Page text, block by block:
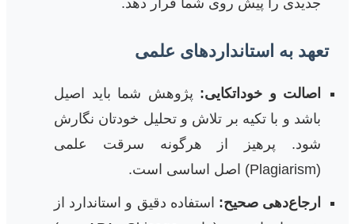
تعهد به استانداردهای علمی
اصالت و خوداتکایی: پژوهش شما باید اصیل
باشد و با تکیه بر تلاش و تحلیل خودتان نگارش
شود. پرهیز از هرگونه سرقت علمی
(Plagiarism) اصل اساسی است.
ارجاع‌دهی صحیح: استفاده دقیق و استاندارد از